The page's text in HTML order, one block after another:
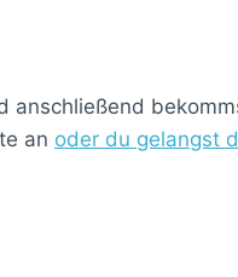
an oder du gelangst